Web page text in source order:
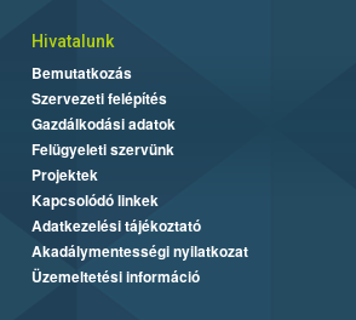
Hivatalunk
Bemutatkozás
Szervezeti felépítés
Gazdálkodási adatok
Felügyeleti szervünk
Projektek
Kapcsolódó linkek
Adatkezelési tájékoztató
Akadálymentességi nyilatkozat
Üzemeltetési információ